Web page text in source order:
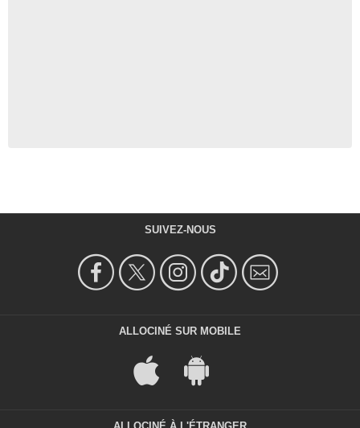
SUIVEZ-NOUS
ALLOCINÉ SUR MOBILE